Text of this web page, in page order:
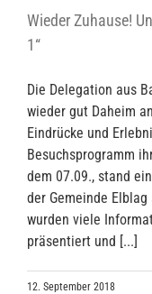
Wieder Zuhause!
1“
Die Delegation aus
wieder gut Daheim
Eindrücke und
Besuchsprogramm
dem 07.09., stand
der Gemeinde
wurden viele
präsentiert und [...]
12. September 2018